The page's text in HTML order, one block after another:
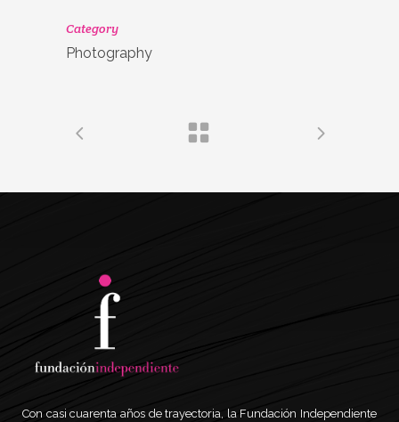
Category
Photography
Con casi cuarenta años de trayectoria, la Fundación Independiente